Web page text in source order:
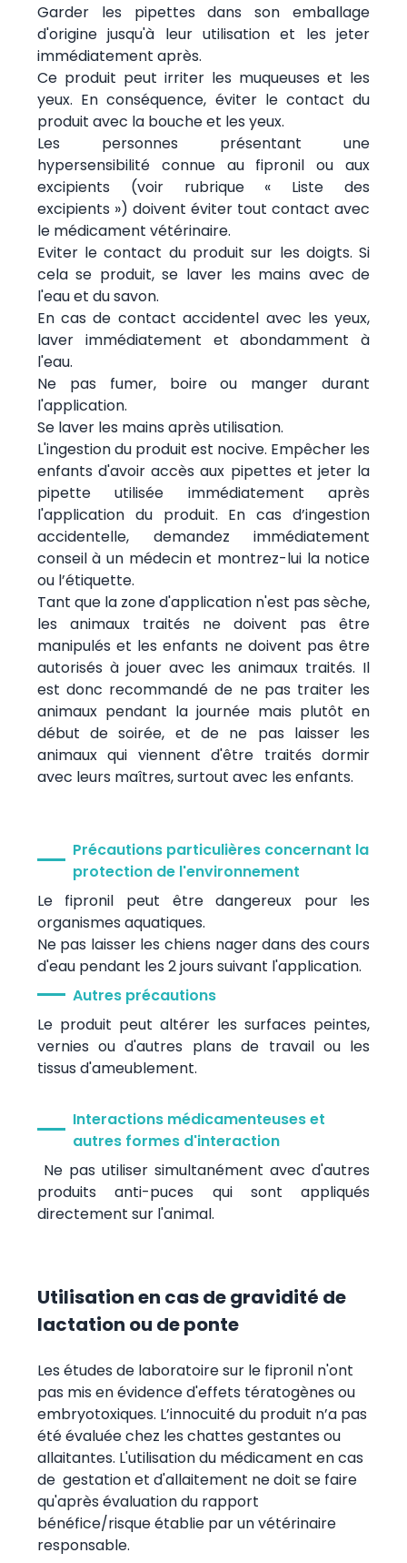
Garder les pipettes dans son emballage
d'origine jusqu'à leur utilisation et les jeter
immédiatement après.
Ce produit peut irriter les muqueuses et les
yeux. En conséquence, éviter le contact du
produit avec la bouche et les yeux.
Les personnes présentant une
hypersensibilité connue au fipronil ou aux
excipients (voir rubrique « Liste des
excipients ») doivent éviter tout contact avec
le médicament vétérinaire.
Eviter le contact du produit sur les doigts. Si
cela se produit, se laver les mains avec de
l'eau et du savon.
En cas de contact accidentel avec les yeux,
laver immédiatement et abondamment à
l'eau.
Ne pas fumer, boire ou manger durant
l'application.
Se laver les mains après utilisation.
L'ingestion du produit est nocive. Empêcher les
enfants d'avoir accès aux pipettes et jeter la
pipette utilisée immédiatement après
l'application du produit. En cas d’ingestion
accidentelle, demandez immédiatement
conseil à un médecin et montrez-lui la notice
ou l’étiquette.
Tant que la zone d'application n'est pas sèche,
les animaux traités ne doivent pas être
manipulés et les enfants ne doivent pas être
autorisés à jouer avec les animaux traités. Il
est donc recommandé de ne pas traiter les
animaux pendant la journée mais plutôt en
début de soirée, et de ne pas laisser les
animaux qui viennent d'être traités dormir
avec leurs maîtres, surtout avec les enfants.
Précautions particulières concernant la
protection de l'environnement
Le fipronil peut être dangereux pour les
organismes aquatiques.
Ne pas laisser les chiens nager dans des cours
d'eau pendant les 2 jours suivant l'application.
Autres précautions
Le produit peut altérer les surfaces peintes,
vernies ou d'autres plans de travail ou les
tissus d'ameublement.
Interactions médicamenteuses et
autres formes d'interaction
Ne pas utiliser simultanément avec d'autres
produits anti-puces qui sont appliqués
directement sur l'animal.
Utilisation en cas de gravidité de
lactation ou de ponte
Les études de laboratoire sur le fipronil n'ont
pas mis en évidence d'effets tératogènes ou
embryotoxiques. L’innocuité du produit n’a pas
été évaluée chez les chattes gestantes ou
allaitantes. L'utilisation du médicament en cas
de gestation et d'allaitement ne doit se faire
qu'après évaluation du rapport
bénéfice/risque établie par un vétérinaire
responsable.